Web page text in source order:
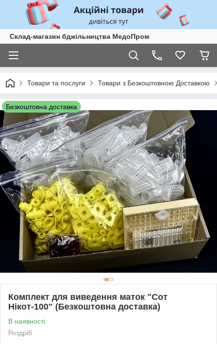
Склад-магазин бджільництва МедоПром
Товари та послуги Товари з Безкоштовною Доставкою
Безкоштовна доставка
Комплект для виведення маток "Сот
Нікот-100" (Безкоштовна доставка)
В наявності
Роздріб